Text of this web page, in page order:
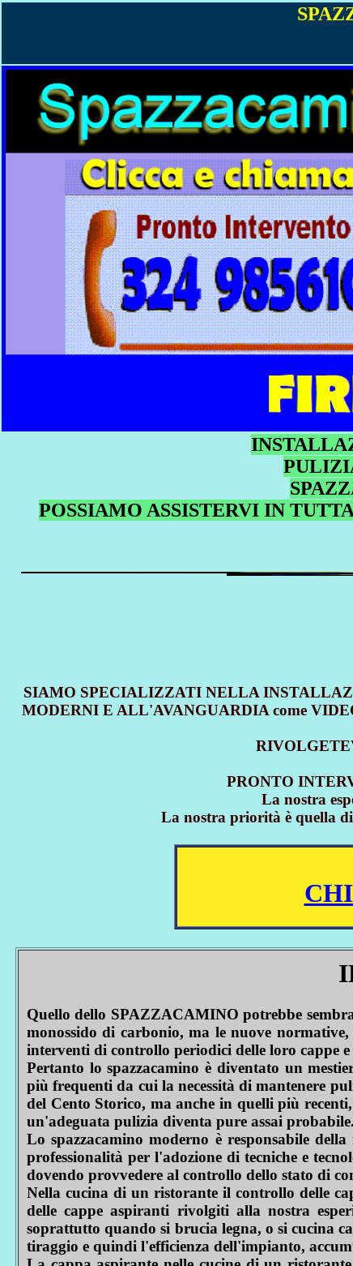
POSSIAMO ASSISTERVI IN
SIAMO SPECIALIZZATI NELLA
MODERNI E ALL'AVANGUARDIA come
PRONTO
La nostra
La nostra priorità è quella
Quello dello SPAZZACAMINO potrebbe
monossido di carbonio, ma le nuove
interventi di controllo periodici delle loro cappe e
Pertanto lo spazzacamino è diventato un
più frequenti da cui la necessità di mantenere
del Cento Storico, ma anche in quelli più
un'adeguata pulizia diventa pure assai probabile.
Lo spazzacamino moderno è responsabile
professionalità per l'adozione di tecniche e
dovendo provvedere al controllo dello stato di
Nella cucina di un ristorante il controllo delle
delle cappe aspiranti rivolgiti alla nostra
soprattutto quando si brucia legna, o si cucina
tiraggio e quindi l'efficienza dell'impianto,